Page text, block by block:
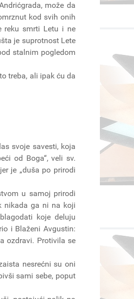
može da
kod svih onih
reku smrti Letu i ne
je suprotnost Lete
stalnim pogledom
treba, ali ipak ću da
svoje savesti, koja
od Boga“, veli sv.
je „duša po prirodi
u samoj prirodi
nikada ga ni na koji
koje deluju
i Blaženi Avgustin:
ozdravi. Protivila se
nesrećni su oni
sami sebe, poput